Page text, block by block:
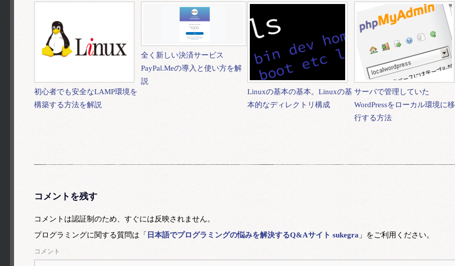
初心者でも安全なLAMP環境を
構築する方法を解説
全く新しい決済サービス
PayPal.Meの導入と使い方を解
説
Linuxの基本の基本。Linuxの基
本的なディレクトリ構成
サーバで管理していた
WordPressをローカル環境に移
行する方法
コメントを残す
コメントは認証制のため、すぐには反映されません。
プログラミングに関する質問は「 日本語でプログラミングの悩みを解決するQ&Aサイト sukegra 」をご利用ください。
コメント